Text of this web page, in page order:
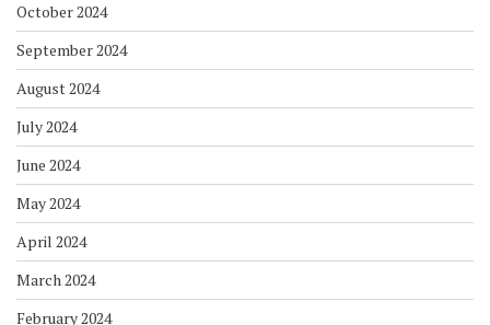
October 2024
September 2024
August 2024
July 2024
June 2024
May 2024
April 2024
March 2024
February 2024